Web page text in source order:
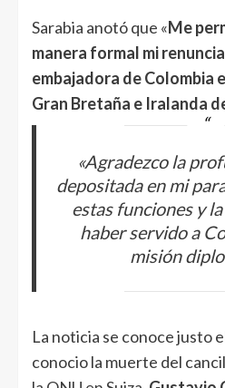
Sarabia anotó que «Me
manera formal mi
embajadora de Colombia
Gran Bretaña e Iralanda
«Agradezco la
depositada en mi
estas funciones y
haber servido a
misión
La noticia se conoce justo
conocio la muerte del